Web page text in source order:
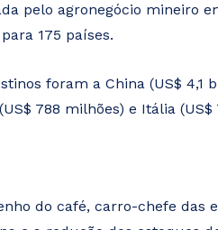
pelo agronegócio mineiro
175 países.
foram a China (US$ 4,1
788 milhões) e Itália (US$
do café, carro-chefe das